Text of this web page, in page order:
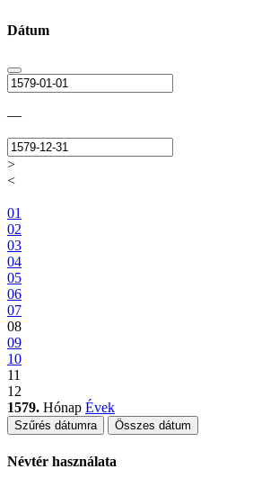
Dátum
—
>
<
01
02
03
04
05
06
07
08
09
10
11
12
1579. Hónap Évek
Szűrés dátumra Összes dátum
Névtér használata